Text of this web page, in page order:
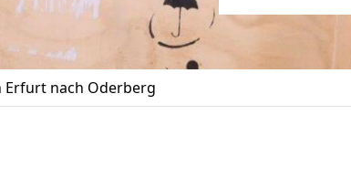
Erfurt nach Oderberg